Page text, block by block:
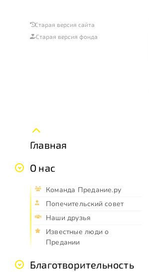
Старая версия сайта
Старая версия фонда
Главная
О нас
Команда Предание.ру
Попечительский совет
Наши друзья
Известные люди о
Предании
Благотворительность